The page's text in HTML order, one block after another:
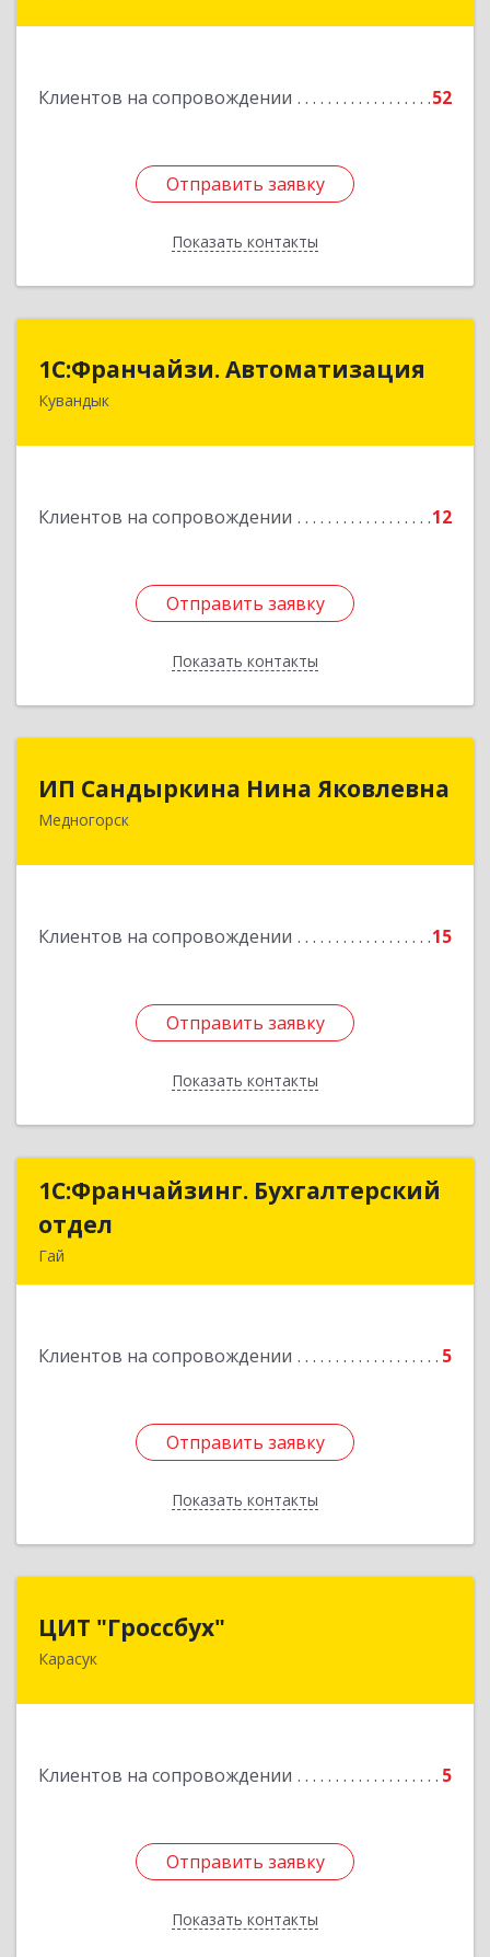
Клиентов на сопровождении 52
Отправить заявку
Показать контакты
Отправить заявку
Назад
1С:Франчайзи. Автоматизация
Кувандык
Клиентов на сопровождении 12
Отправить заявку
Показать контакты
1С:Франчайзи. Автоматизация
462220, Оренбургская обл, Кувандыкский р-н,
Отправить заявку
Назад
ИП Сандыркина Нина Яковлевна
Медногорск
Клиентов на сопровождении 15
Отправить заявку
Показать контакты
462270, Оренбургская обл, Медногорск г,
Отправить заявку
Назад
1С:Франчайзинг. Бухгалтерский
отдел
Гай
Клиентов на сопровождении 5
Отправить заявку
Показать контакты
1С:Франчайзинг. Бухгалтерский
Подробнее
Отправить заявку
Назад
ЦИТ "Гроссбух"
Карасук
Клиентов на сопровождении 5
Отправить заявку
Показать контакты
632861, Новосибирская обл, Карасукский р-н,
Отправить заявку
Назад